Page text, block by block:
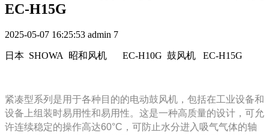
EC-H15G
2025-05-07 16:25:53 admin 7
日本 SHOWA 昭和风机 EC-H10G 鼓风机 EC-H15G
紧凑型系列是用于各种目的的电动鼓风机，包括在工业设备和
设备上组装时易用性和易用性。这是一种高质量的设计，可允
许连续稳定的操作高达60°C，可防止水分进入吸气气体的轴